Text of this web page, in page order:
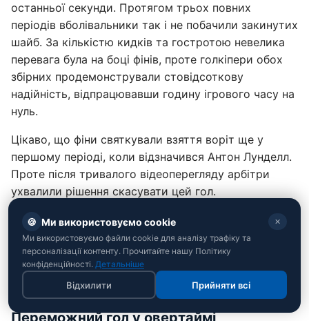
останньої секунди. Протягом трьох повних
періодів вболівальники так і не побачили закинутих
шайб. За кількістю кидків та гостротою невелика
перевага була на боці фінів, проте голкіпери обох
збірних продемонстрували стовідсоткову
надійність, відпрацювавши годину ігрового часу на
нуль.
Цікаво, що фіни святкували взяття воріт ще у
першому періоді, коли відзначився Антон Лунделл.
Проте після тривалого відеоперегляду арбітри
ухвалили рішення скасувати цей гол.
Швейцарці, які на груповому етапі обіграли
Фінляндію (4:2) та загалом мали три поспіль очні
перемоги над цим суперником на світових
першостях, цього разу зламати оборону опонентів
не змогли.
Переможний гол у овертаймі
🍪 Ми використовуємо cookie ✕
Ми використовуємо файли cookie для аналізу трафіку та
персоналізації контенту. Прочитайте нашу Політику
конфіденційності. Детальніше
Відхилити Прийняти всі